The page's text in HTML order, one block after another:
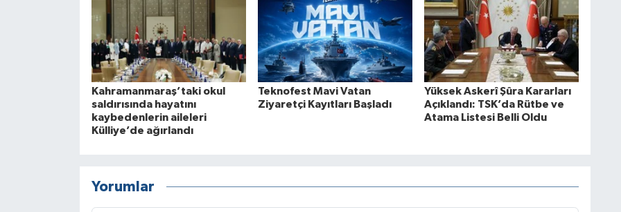
Kahramanmaraş’taki okul
saldırısında hayatını
kaybedenlerin aileleri
Külliye’de ağırlandı
Teknofest Mavi Vatan
Ziyaretçi Kayıtları Başladı
Yüksek Askerî Şûra Kararları
Açıklandı: TSK’da Rütbe ve
Atama Listesi Belli Oldu
Yorumlar